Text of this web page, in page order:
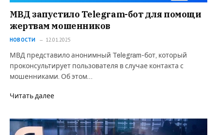
МВД запустило Telegram-бот для помощи
жертвам мошенников
НОВОСТИ 12.01.2025
МВД представило анонимный Telegram-бот, который
проконсультирует пользователя в случае контакта с
мошенниками. Об этом…
Читать далее